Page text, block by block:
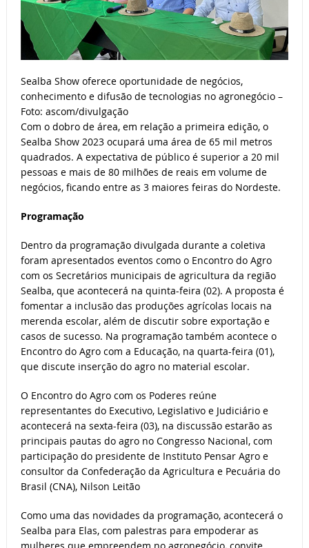
Sealba Show oferece oportunidade de negócios,
conhecimento e difusão de tecnologias no agronegócio –
Foto: ascom/divulgação
Com o dobro de área, em relação a primeira edição, o
Sealba Show 2023 ocupará uma área de 65 mil metros
quadrados. A expectativa de público é superior a 20 mil
pessoas e mais de 80 milhões de reais em volume de
negócios, ficando entre as 3 maiores feiras do Nordeste.
Programação
Dentro da programação divulgada durante a coletiva
foram apresentados eventos como o Encontro do Agro
com os Secretários municipais de agricultura da região
Sealba, que acontecerá na quinta-feira (02). A proposta é
fomentar a inclusão das produções agrícolas locais na
merenda escolar, além de discutir sobre exportação e
casos de sucesso. Na programação também acontece o
Encontro do Agro com a Educação, na quarta-feira (01),
que discute inserção do agro no material escolar.
O Encontro do Agro com os Poderes reúne
representantes do Executivo, Legislativo e Judiciário e
acontecerá na sexta-feira (03), na discussão estarão as
principais pautas do agro no Congresso Nacional, com
participação do presidente de Instituto Pensar Agro e
consultor da Confederação da Agricultura e Pecuária do
Brasil (CNA), Nilson Leitão
Como uma das novidades da programação, acontecerá o
Sealba para Elas, com palestras para empoderar as